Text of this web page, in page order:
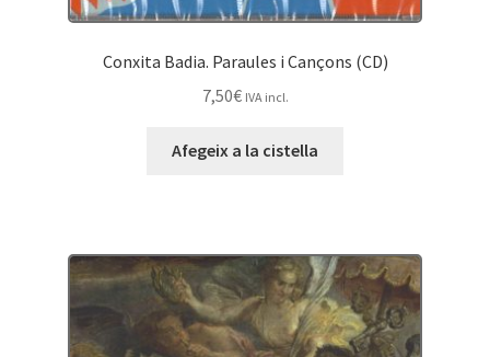
Conxita Badia. Paraules i Cançons (CD)
7,50€ IVA incl.
Afegeix a la cistella